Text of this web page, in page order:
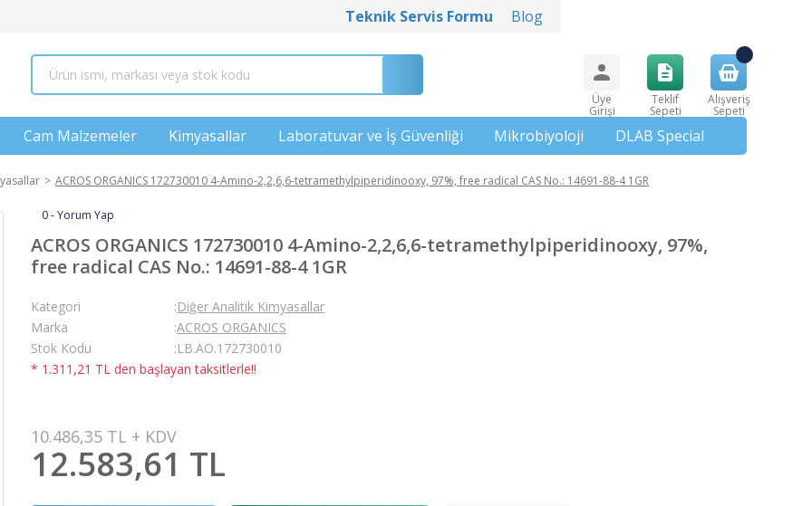
Teknik Servis Formu Blog
Üye
Girişi
Teklif
Sepeti
Alışveriş
Sepeti
Cam Malzemeler Kimyasallar Laboratuvar ve İş Güvenliği Mikrobiyoloji DLAB Special
ACROS ORGANICS 172730010 4-Amino-2,2,6,6-tetramethylpiperidinooxy, 97%, free radical CAS No.: 14691-88-4 1GR
0 - Yorum Yap
ACROS ORGANICS 172730010 4-Amino-2,2,6,6-tetramethylpiperidinooxy, 97%,
free radical CAS No.: 14691-88-4 1GR
Kategori
Diğer Analitik Kimyasallar
Marka
ACROS ORGANICS
Stok Kodu
LB.AO.172730010
* 1.311,21 TL den başlayan taksitlerle!!
10.486,35 TL + KDV
12.583,61 TL